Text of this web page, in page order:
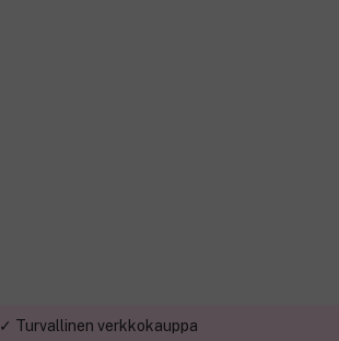
✓ Turvallinen verkkokauppa